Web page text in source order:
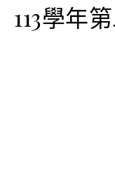
113學年